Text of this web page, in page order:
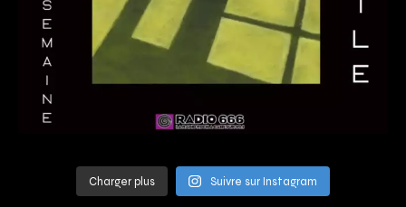
Charger plus Suivre sur Instagram